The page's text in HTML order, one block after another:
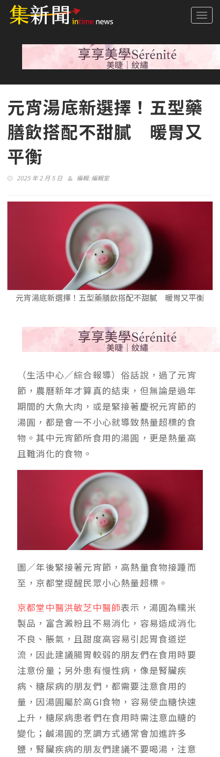
元宵湯底新選擇！五型藥
膳飲搭配不甜膩 暖胃又
平衡
2025 年 2 月 5 日 編輯:編輯室
元宵湯底新選擇！五型藥膳飲搭配不甜膩 暖胃又平衡
（生活中心／綜合報導）俗話說，過了元宵
節，農曆新年才算真的結束，但無論是過年
期間的大魚大肉，或是緊接著慶祝元宵節的
湯圓，都是會一不小心就導致熱量超標的食
物。其中元宵節所食用的湯圓，更是熱量高
且難消化的食物。
圖／年後緊接著元宵節，高熱量食物接踵而
至，京都堂提醒民眾小心熱量超標。
京都堂中醫洪敏芝中醫師表示，湯圓為糯米
製品，富含澱粉且不易消化，容易造成消化
不良、脹氣，且甜度高容易引起胃食道逆
流，因此建議腸胃較弱的朋友們在食用時要
注意份量；另外患有慢性病，像是腎臟疾
病、糖尿病的朋友們，都需要注意食用的
量，因湯圓屬於高GI食物，容易使血糖快速
上升，糖尿病患者們在食用時需注意血糖的
變化；鹹湯圓的烹調方式通常會加進許多
鹽，腎臟疾病的朋友們建議不要喝湯，注意